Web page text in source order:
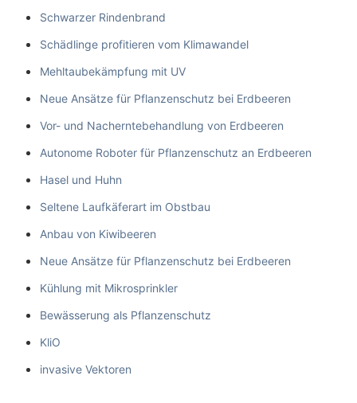
Schwarzer Rindenbrand
Schädlinge profitieren vom Klimawandel
Mehltaubekämpfung mit UV
Neue Ansätze für Pflanzenschutz bei Erdbeeren
Vor- und Nacherntebehandlung von Erdbeeren
Autonome Roboter für Pflanzenschutz an Erdbeeren
Hasel und Huhn
Seltene Laufkäferart im Obstbau
Anbau von Kiwibeeren
Neue Ansätze für Pflanzenschutz bei Erdbeeren
Kühlung mit Mikrosprinkler
Bewässerung als Pflanzenschutz
KliO
invasive Vektoren